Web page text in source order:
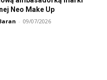
Neo Make Up
- 09/07/2026